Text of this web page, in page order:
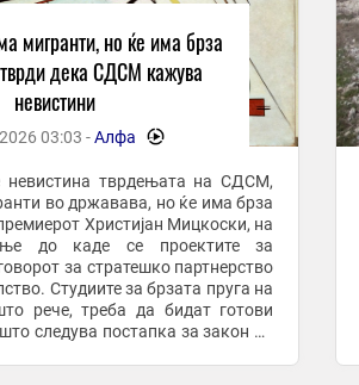
мигранти, но ќе има брза
дека СДСМ кажува
невистини
03:03 -Алфа -
невистина тврдењата на СДСМ,
во државава, но ќе има брза
Христијан Мицкоски, на
до каде се проектите за
за стратешко партнерство
Студиите за брзата пруга на
рече, треба да бидат готови
следува постапка за закон во